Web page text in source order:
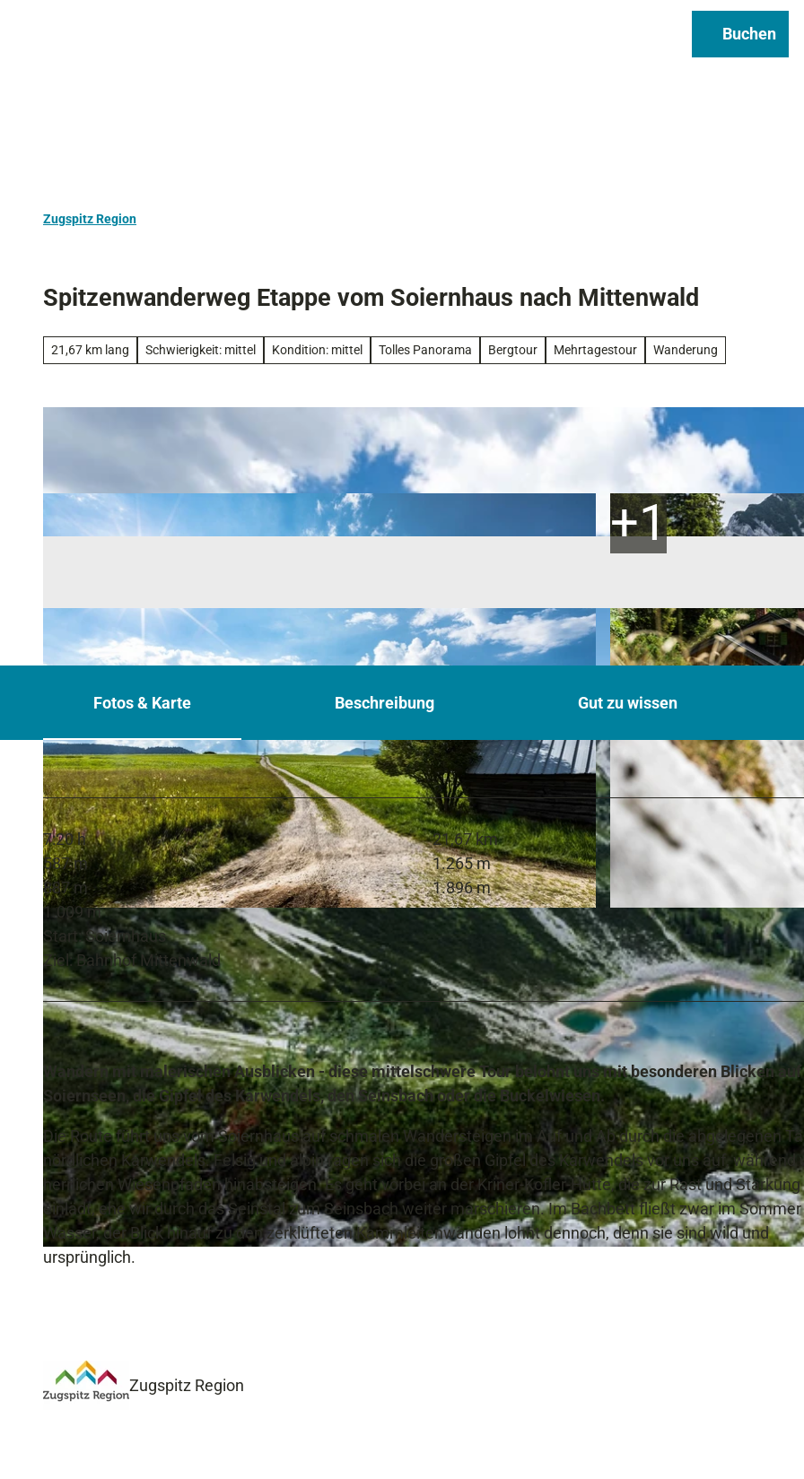
Buchen
Zugspitz Region
Spitzenwanderweg Etappe vom Soiernhaus nach Mittenwald
21,67 km lang Schwierigkeit: mittel Kondition: mittel Tolles Panorama Bergtour Mehrtagestour Wanderung
© Erika Sprenger, Zugspitz Region GmbH; Foto: Erika Spengler
© Erika Spengler, Zugspitz Region © Erika Spengler, Zugspitz Region
Fotos & Karte Beschreibung Gut zu wissen
7:20 h
21,67 km
587 m
1.265 m
887 m
1.896 m
1.009 m
Start: Soiernhaus
Ziel: Bahnhof Mittenwald
Wandern mit malerischen Ausblicken - diese mittelschwere Tour belohnt uns mit besonderen Blicken
Soiernseen, die Gipfel des Karwendels, den Seinsbach oder die Buckelwiesen.
Die Route führt uns vom Soiernhaus auf schmalen Wandersteigen im Auf und Ab durch die abgelegenen
nördlichen Karwendels. Felsig und alpin ragen sich die großen Gipfel des Karwendels vor uns auf, während
herrlichen Wiesenpfaden hinabsteigen. Es geht vorbei an der Kriner-Kofler-Hütte, die zur Rast und Stärkung
einlädt, ehe wir durch das Seinstal zum Seinsbach weiter marschieren. Im Bachbett fließt zwar im
Wasser, der Blick hinauf zu den zerklüfteten Kammleitenwänden lohnt dennoch, denn sie sind wild und
ursprünglich.
Zugspitz Region